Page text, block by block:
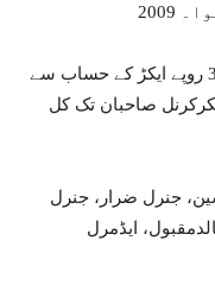
بہاولپور میں سرحدی علاقےکی زمین 380 روپے ایکڑ کے حساب سے
صاحبان تک کل
جنرل ضرار، جنرل
ایڈمرل